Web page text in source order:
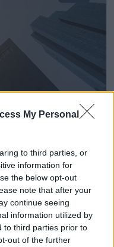
My Personal
to third parties, or
information for
the below opt-out
note that after your
continue seeing
information utilized by
to third parties prior to
out of the further
1904